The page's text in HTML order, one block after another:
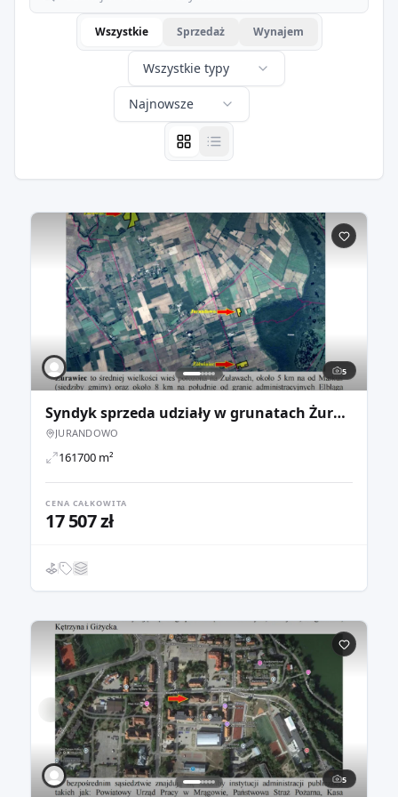
Wszystkie Sprzedaż Wynajem
Wszystkie typy
Najnowsze
5
Syndyk sprzeda udziały w grunatach Żurawiec, Żółwiniec, Jura
JURANDOWO
161700 m²
CENA CAŁKOWITA
17 507 zł
5